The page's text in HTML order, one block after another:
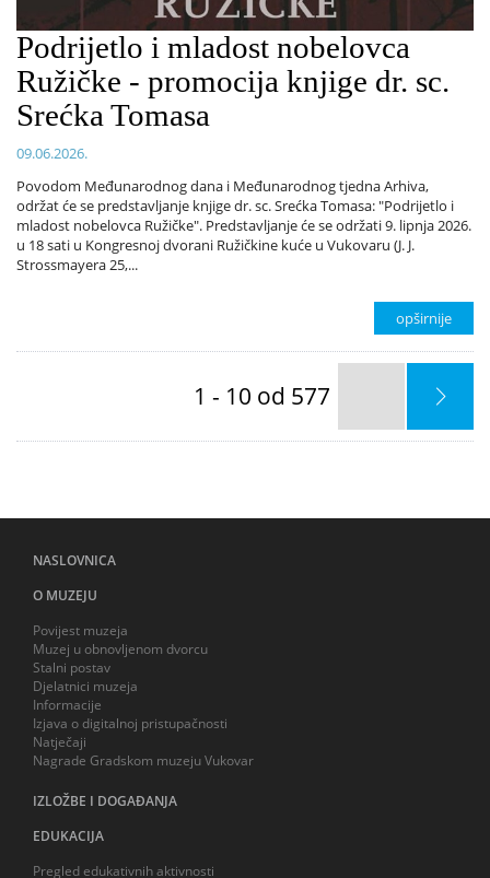
Podrijetlo i mladost nobelovca
Ružičke - promocija knjige dr. sc.
Srećka Tomasa
09.06.2026.
Povodom Međunarodnog dana i Međunarodnog tjedna Arhiva,
održat će se predstavljanje knjige dr. sc. Srećka Tomasa: "Podrijetlo i
mladost nobelovca Ružičke". Predstavljanje će se održati 9. lipnja 2026.
u 18 sati u Kongresnoj dvorani Ružičkine kuće u Vukovaru (J. J.
Strossmayera 25,...
opširnije
1 - 10 od 577
NASLOVNICA
O MUZEJU
Povijest muzeja
Muzej u obnovljenom dvorcu
Stalni postav
Djelatnici muzeja
Informacije
Izjava o digitalnoj pristupačnosti
Natječaji
Nagrade Gradskom muzeju Vukovar
IZLOŽBE I DOGAĐANJA
EDUKACIJA
Pregled edukativnih aktivnosti